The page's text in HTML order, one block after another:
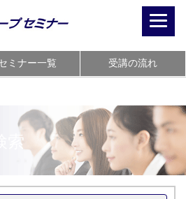
ミナー一覧 受講の流れ
索